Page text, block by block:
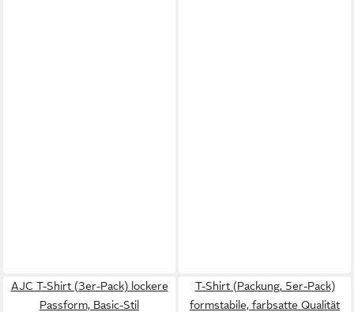
AJC T-Shirt (3er-Pack) lockere
Passform, Basic-Stil
T-Shirt (Packung, 5er-Pack)
formstabile, farbsatte Qualität